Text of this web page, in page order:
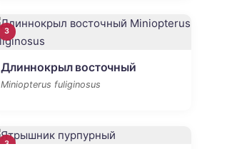
3
Длиннокрыл восточный
Miniopterus fuliginosus
3